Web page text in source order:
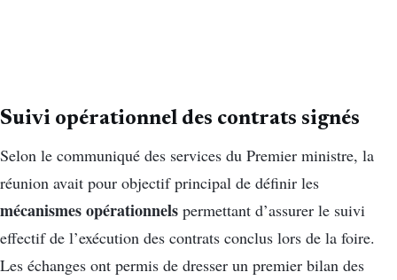
Suivi opérationnel des contrats signés
Selon le communiqué des services du Premier ministre, la
réunion avait pour objectif principal de définir les
mécanismes opérationnels permettant d’assurer le suivi
effectif de l’exécution des contrats conclus lors de la foire.
Les échanges ont permis de dresser un premier bilan des